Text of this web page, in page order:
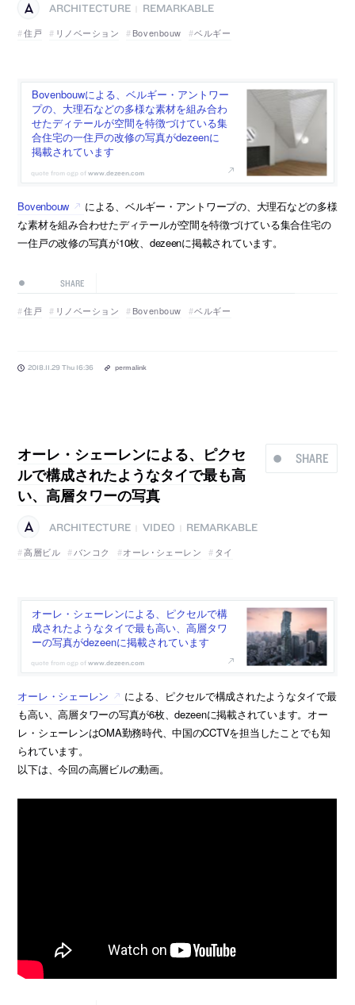
ARCHITECTURE
REMARKABLE
住戸
リノベーション Bovenbouw ベルギー
Bovenbouwによる、ベルギー・アントワー
プの、大理石などの多様な素材を組み合わ
せたディテールが空間を特徴づけている集
合住宅の一住戸の改修の写真がdezeenに
掲載されています
www.dezeen.com
Bovenbouw
による、ベルギー・アントワープの、大理石などの多様
な素材を組み合わせたディテールが空間を特徴づけている集合住宅の
一住戸の改修の写真が10枚、dezeenに掲載されています。
SHARE
住戸 リノベーション Bovenbouw ベルギー
2018.11.29 Thu 16:36 permalink
SHARE
オーレ・シェーレンによる、ピクセ
ルで構成されたようなタイで最も高
い、高層タワーの写真
ARCHITECTURE VIDEO
REMARKABLE
高層ビル
バンコク オーレ･シェーレン タイ
オーレ・シェーレンによる、ピクセルで構
成されたようなタイで最も高い、高層タワ
ーの写真がdezeenに掲載されています
www.dezeen.com
オーレ・シェーレン
による、ピクセルで構成されたようなタイで最
も高い、高層タワーの写真が6枚、dezeenに掲載されています。オー
レ・シェーレンはOMA勤務時代、中国のCCTVを担当したことでも知
られています。
以下は、今回の高層ビルの動画。